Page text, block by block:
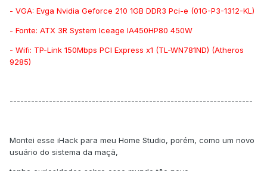
- VGA: Evga Nvidia Geforce 210 1GB DDR3 Pci-e (01G-P3-1312-KL)
- Fonte: ATX 3R System Iceage IA450HP80 450W
- Wifi: TP-Link 150Mbps PCI Express x1 (TL-WN781ND) (Atheros
9285)
--------------------------------------------------------------------
Montei esse iHack para meu Home Studio, porém, como um novo
usuário do sistema da maçã,